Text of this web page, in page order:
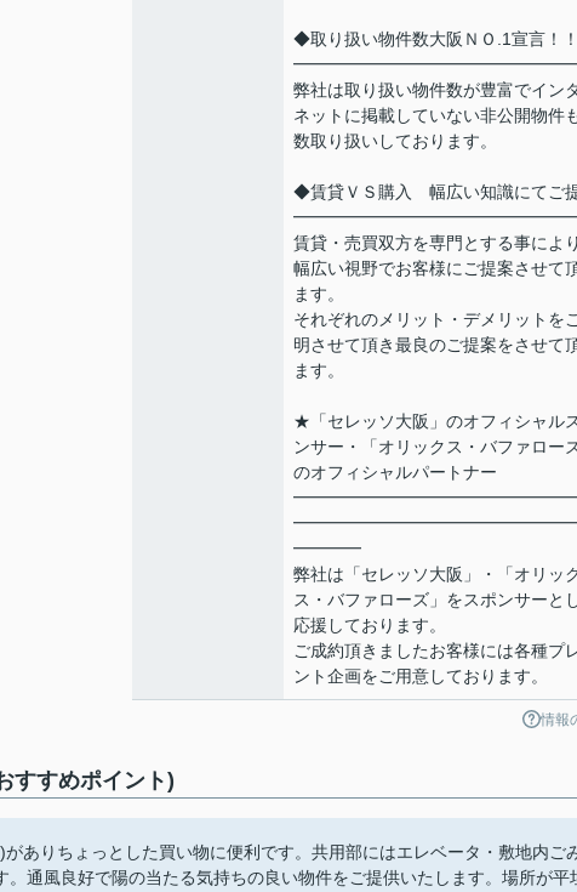
◆取り扱い物件数大阪ＮＯ.1宣言！！
弊社は取り扱い物件数が豊富でイン
ネットに掲載していない非公開物件
数取り扱いしております。
◆賃貸ＶＳ購入 幅広い知識にてご
賃貸・売買双方を専門とする事により
幅広い視野でお客様にご提案させて
ます。
それぞれのメリット・デメリットを
明させて頂き最良のご提案をさせて
ます。
★「セレッソ大阪」のオフィシャル
ンサー・「オリックス・バファローズ
のオフィシャルパートナー
━━━━
弊社は「セレッソ大阪」・「オリッ
ス・バファローズ」をスポンサーと
応援しております。
ご成約頂きましたお客様には各種プ
ント企画をご用意しております。
情報
すすめポイント)
ありちょっとした買い物に便利です。共用部にはエレベータ・敷地内ご
通風良好で陽の当たる気持ちの良い物件をご提供いたします。場所が平